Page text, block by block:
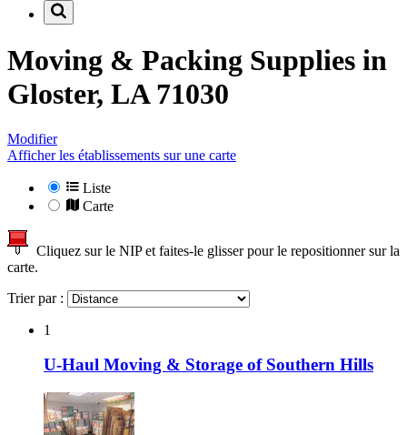
Moving & Packing Supplies in
Gloster, LA 71030
Modifier
Afficher les établissements sur une carte
Liste
Carte
Cliquez sur le NIP et faites-le glisser pour le repositionner sur la
carte.
Trier par :
1
U-Haul Moving & Storage of Southern Hills